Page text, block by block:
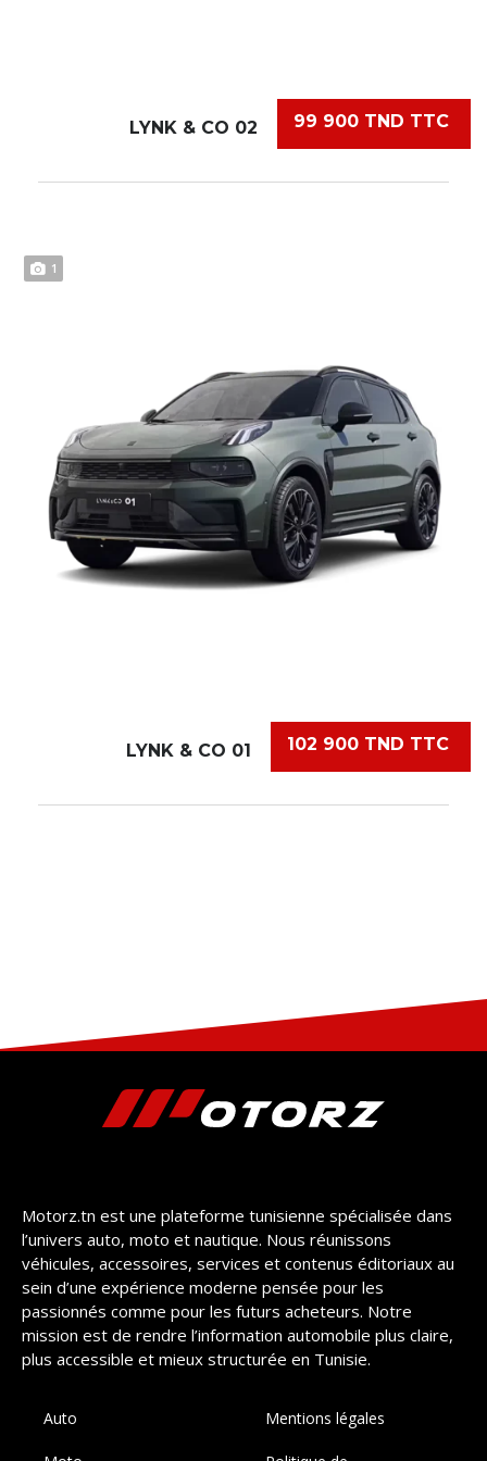
99 900 TND TTC
LYNK & CO 02
1
102 900 TND TTC
LYNK & CO 01
Motorz.tn est une plateforme tunisienne spécialisée dans
l’univers auto, moto et nautique. Nous réunissons
véhicules, accessoires, services et contenus éditoriaux au
sein d’une expérience moderne pensée pour les
passionnés comme pour les futurs acheteurs. Notre
mission est de rendre l’information automobile plus claire,
plus accessible et mieux structurée en Tunisie.
Auto Mentions légales